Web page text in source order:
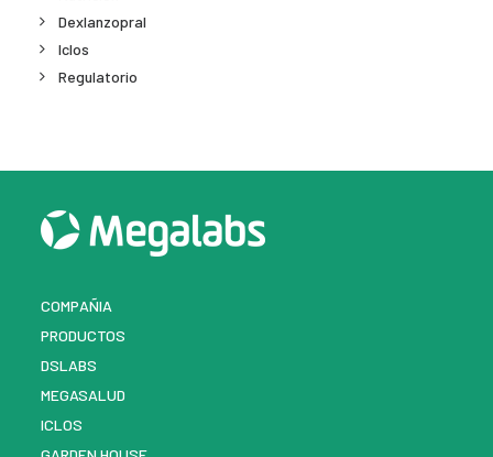
Dexlanzopral
Iclos
Regulatorio
COMPAÑIA
PRODUCTOS
DSLABS
MEGASALUD
ICLOS